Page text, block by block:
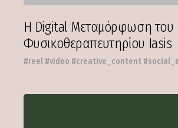
Η Digital Μεταμόρφωση του
Φυσικοθεραπευτηρίου Iasis
#reel #video #creative_content